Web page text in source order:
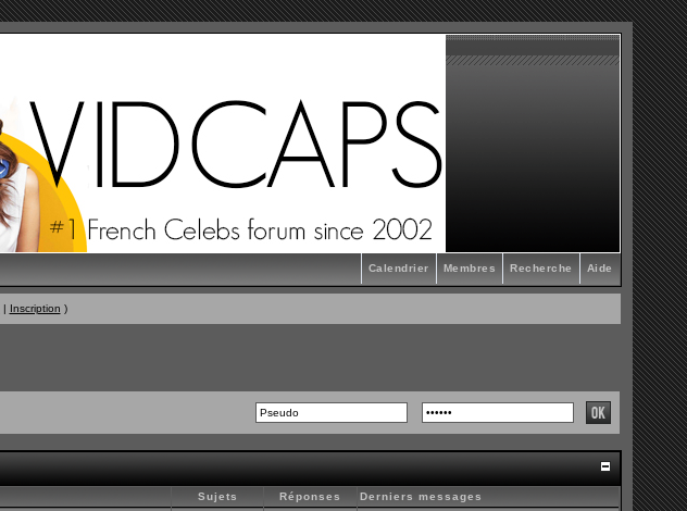
Aide
Recherche
Membres
Calendrier
| Inscription )
Sujets Réponses Derniers messages